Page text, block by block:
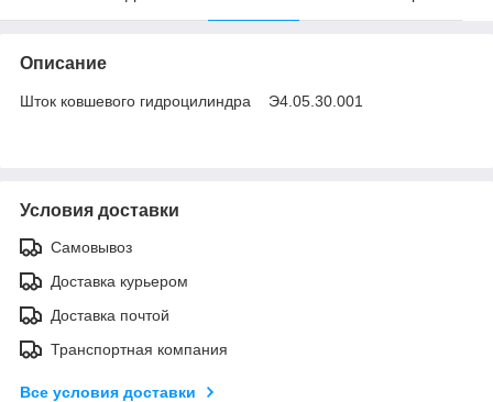
Описание
Шток ковшевого гидроцилиндра Э4.05.30.001
Условия доставки
Самовывоз
Доставка курьером
Доставка почтой
Транспортная компания
Все условия доставки